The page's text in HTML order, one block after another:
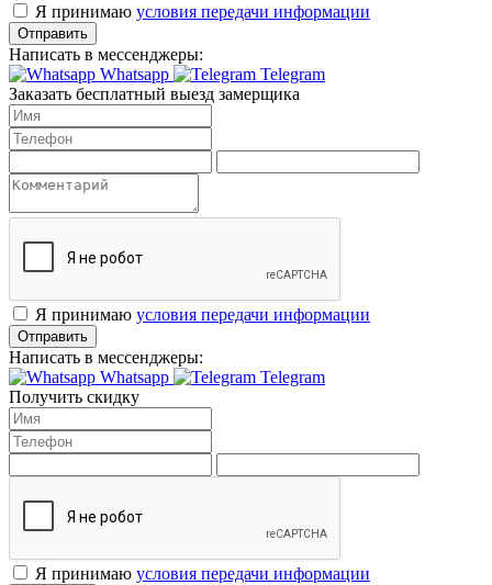
Я принимаю условия передачи информации
Отправить
Написать в мессенджеры:
Whatsapp
Telegram
Заказать бесплатный выезд замерщика
Я принимаю условия передачи информации
Отправить
Написать в мессенджеры:
Whatsapp
Telegram
Получить скидку
Я принимаю условия передачи информации